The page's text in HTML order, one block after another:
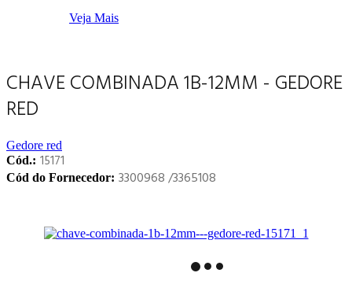
Veja Mais
CHAVE COMBINADA 1B-12MM - GEDORE
RED
Gedore red
Cód.: 15171
Cód do Fornecedor: 3300968 /3365108